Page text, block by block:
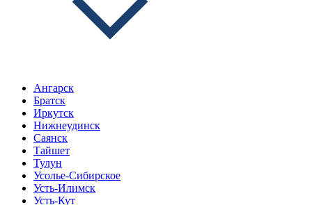
Ангарск
Братск
Иркутск
Нижнеудинск
Саянск
Тайшет
Тулун
Усолье-Сибирское
Усть-Илимск
Усть-Кут